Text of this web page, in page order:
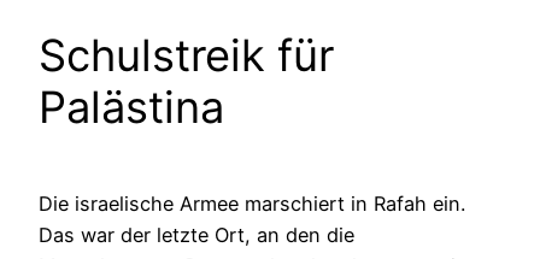
Schulstreik für
Palästina
Die israelische Armee marschiert in Rafah ein.
Das war der letzte Ort, an den die